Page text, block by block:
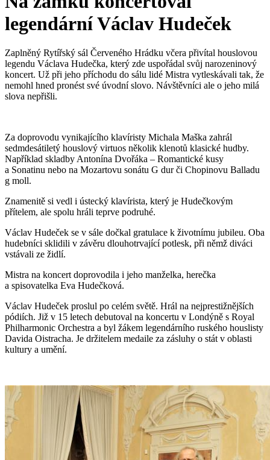
legendární Václav Hudeček
Zaplněný Rytířský sál Červeného Hrádku včera přivítal houslovou
legendu Václava Hudečka, který zde uspořádal svůj narozeninový
koncert. Už při jeho příchodu do sálu lidé Mistra vytleskávali tak, že
nemohl hned pronést své úvodní slovo. Návštěvníci ale o jeho milá
slova nepřišli.
Za doprovodu vynikajícího klavíristy Michala Maška zahrál
sedmdesátiletý houslový virtuos několik klenotů klasické hudby.
Například skladby Antonína Dvořáka – Romantické kusy
a Sonatinu nebo na Mozartovu sonátu G dur či Chopinovu Balladu
g moll.
Znamenitě si vedl i ústecký klavírista, který je Hudečkovým
přítelem, ale spolu hráli teprve podruhé.
Václav Hudeček se v sále dočkal gratulace k životnímu jubileu. Oba
hudebníci sklidili v závěru dlouhotrvající potlesk, při němž diváci
vstávali ze židlí.
Mistra na koncert doprovodila i jeho manželka, herečka
a spisovatelka Eva Hudečková.
Václav Hudeček proslul po celém světě. Hrál na nejprestižnějších
pódiích. Již v 15 letech debutoval na koncertu v Londýně s Royal
Philharmonic Orchestra a byl žákem legendárního ruského houslisty
Davida Oistracha. Je držitelem medaile za zásluhy o stát v oblasti
kultury a umění.